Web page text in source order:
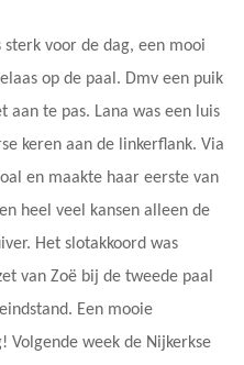
sterk voor de dag, een mooi
op de paal. Dmv een puik
aan te pas. Lana was een luis
keren aan de linkerflank. Via
en maakte haar eerste van
heel veel kansen alleen de
Het slotakkoord was
van Zoë bij de tweede paal
Een mooie
Volgende week de Nijkerkse